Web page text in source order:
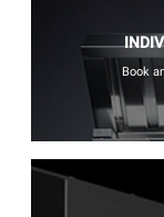
Book